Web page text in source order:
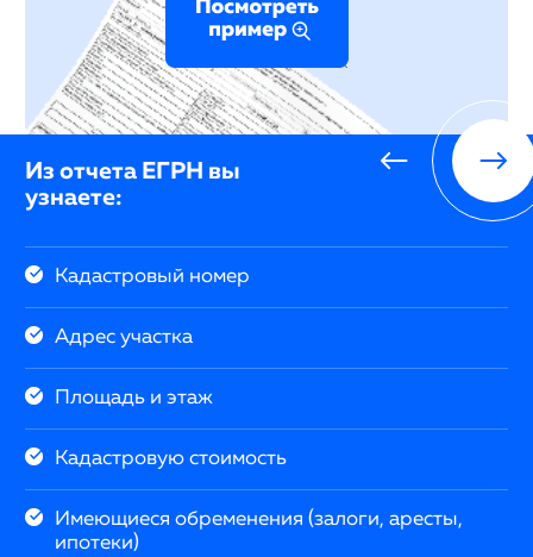
Из отчета ЕГРН вы
узнаете:
Кадастровый номер
Адрес участка
Площадь и этаж
Кадастровую стоимость
Имеющиеся обременения (залоги, аресты,
ипотеки)